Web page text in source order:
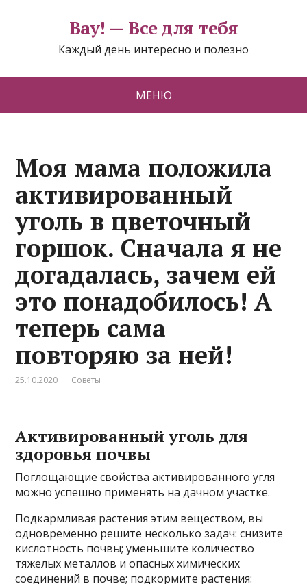
Вау! — Все для тебя
Каждый день интересно и полезно
МЕНЮ
Моя мама положила
активированный
уголь в цветочный
горшок. Сначала я не
догадалась, зачем ей
это понадобилось! А
теперь сама
повторяю за ней!
25.10.2020 Советы
Активированный уголь для
здоровья почвы
Поглощающие свойства активированного угля
можно успешно применять на дачном участке.
Подкармливая растения этим веществом, вы
одновременно решите несколько задач: снизите
кислотность почвы; уменьшите количество
тяжелых металлов и опасных химических
соединений в почве; подкормите растения: